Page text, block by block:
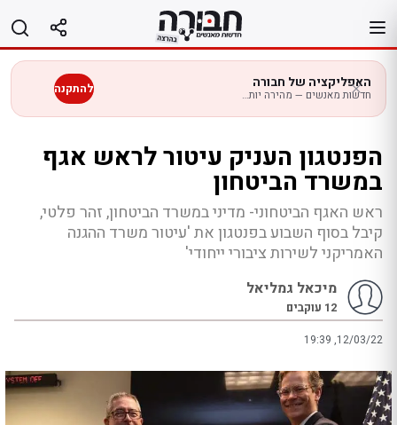
לתוכן
האפליקציה של חבורה
חדשות מאנשים — מהירה יותר בנייד להתקנה
הפנטגון העניק עיטור לראש אגף
במשרד הביטחון
ראש האגף הביטחוני- מדיני במשרד הביטחון, זהר פלטי,
קיבל בסוף השבוע בפנטגון את 'עיטור משרד ההגנה
האמריקני לשירות ציבורי ייחודי'
מיכאל גמליאל
12 עוקבים
19:39 ,12/03/22